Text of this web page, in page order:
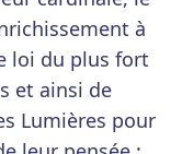
à
loi du plus fort
et ainsi de
Lumières pour